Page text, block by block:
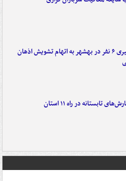
دستگیری ۶ نفر در بهشهر به اتهام تشویش اذهان
تابستانه در راه ۱۱ استان